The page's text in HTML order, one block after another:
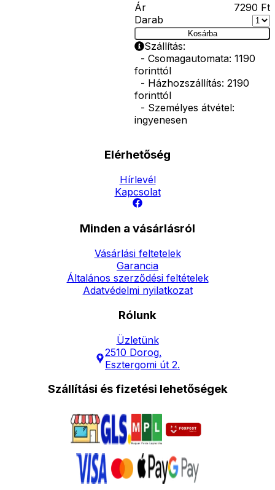
Ár
7290 Ft
Darab
Kosárba
Szállítás:
- Csomagautomata: 1190
forinttól
- Házhozszállítás: 2190
forinttól
- Személyes átvétel:
ingyenesen
Elérhetőség
Hírlevél
Kapcsolat
Minden a vásárlásról
Vásárlási feltetelek
Garancia
Általános szerződési feltételek
Adatvédelmi nyilatkozat
Rólunk
Üzletünk
2510 Dorog,
Esztergomi út 2.
Szállítási és fizetési lehetőségek